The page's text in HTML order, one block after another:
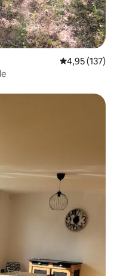
4,95 de uma
4,95 (137)